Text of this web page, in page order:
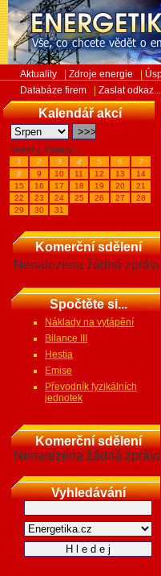
Aktuality Zdroje energie
Databáze firem
Zaslat odkaz...
Kalendář akcí
Veletrhy, Výstavy...
1
2 3 4 5 6
7
8
9 10 11 12 13
14
15
16 17 18 19 20
21
22
23 24 25 26 27
28
29
30 31
Komerční sdělení
Nenalezena žádná zpráva
Spočtěte si...
Náklady na vytápění
Bilance III
Hestia
Emise
Převodník fyzikálních
jednotek
Komerční sdělení
Nenalezena žádná zpráva
Vyhledávání